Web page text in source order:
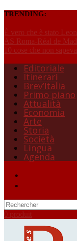
TRENDING:
È vero che è stato
AS Roma-Réal de
10 cose che non
Editoriale
Itinerari
Brev’Italia
Primo piano
Attualità
Economia
Arte
Storia
Società
Lingua
Agenda
0 produit